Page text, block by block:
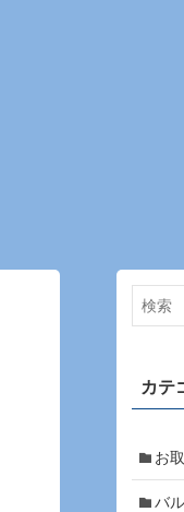
カテ
お
バ